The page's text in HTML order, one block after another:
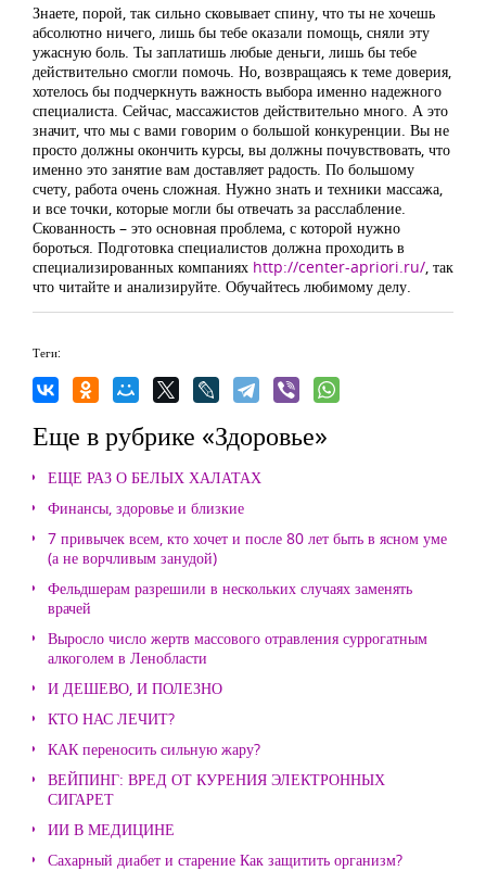
Знаете, порой, так сильно сковывает спину, что ты не хочешь
абсолютно ничего, лишь бы тебе оказали помощь, сняли эту
ужасную боль. Ты заплатишь любые деньги, лишь бы тебе
действительно смогли помочь. Но, возвращаясь к теме доверия,
хотелось бы подчеркнуть важность выбора именно надежного
специалиста. Сейчас, массажистов действительно много. А это
значит, что мы с вами говорим о большой конкуренции. Вы не
просто должны окончить курсы, вы должны почувствовать, что
именно это занятие вам доставляет радость. По большому
счету, работа очень сложная. Нужно знать и техники массажа,
и все точки, которые могли бы отвечать за расслабление.
Скованность – это основная проблема, с которой нужно
бороться. Подготовка специалистов должна проходить в
специализированных компаниях http://center-apriori.ru/ , так
что читайте и анализируйте. Обучайтесь любимому делу.
Теги:
Еще в рубрике «Здоровье»
ЕЩЕ РАЗ О БЕЛЫХ ХАЛАТАХ
Финансы, здоровье и близкие
7 привычек всем, кто хочет и после 80 лет быть в ясном уме
(а не ворчливым занудой)
Фельдшерам разрешили в нескольких случаях заменять
врачей
Выросло число жертв массового отравления суррогатным
алкоголем в Ленобласти
И ДЕШЕВО, И ПОЛЕЗНО
КТО НАС ЛЕЧИТ?
КАК переносить сильную жару?
ВЕЙПИНГ: ВРЕД ОТ КУРЕНИЯ ЭЛЕКТРОННЫХ
СИГАРЕТ
ИИ В МЕДИЦИНЕ
Сахарный диабет и старение Как защитить организм?